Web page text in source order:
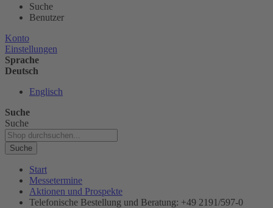
Suche
Benutzer
Konto
Einstellungen
Sprache
Deutsch
Englisch
Suche
Suche
Suche
Start
Messetermine
Aktionen und Prospekte
Telefonische Bestellung und Beratung: +49 2191/597-0